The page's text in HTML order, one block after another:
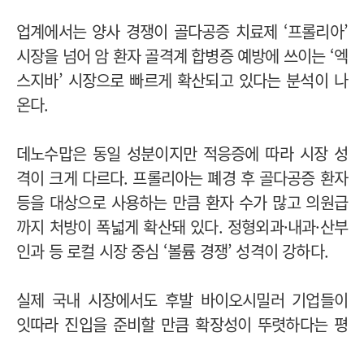
업계에서는 양사 경쟁이 골다공증 치료제 ‘프롤리아’
시장을 넘어 암 환자 골격계 합병증 예방에 쓰이는 ‘엑
스지바’ 시장으로 빠르게 확산되고 있다는 분석이 나
온다.
데노수맙은 동일 성분이지만 적응증에 따라 시장 성
격이 크게 다르다. 프롤리아는 폐경 후 골다공증 환자
등을 대상으로 사용하는 만큼 환자 수가 많고 의원급
까지 처방이 폭넓게 확산돼 있다. 정형외과·내과·산부
인과 등 로컬 시장 중심 ‘볼륨 경쟁’ 성격이 강하다.
실제 국내 시장에서도 후발 바이오시밀러 기업들이
잇따라 진입을 준비할 만큼 확장성이 뚜렷하다는 평